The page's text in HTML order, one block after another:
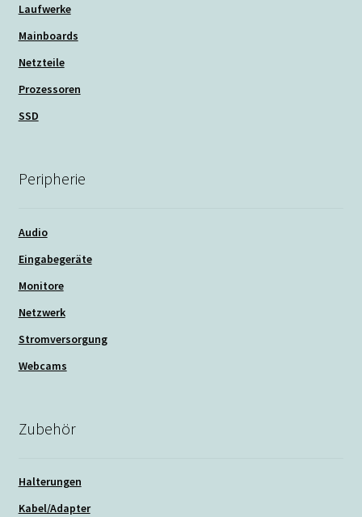
Laufwerke
Mainboards
Netzteile
Prozessoren
SSD
Peripherie
Audio
Eingabegeräte
Monitore
Netzwerk
Stromversorgung
Webcams
Zubehör
Halterungen
Kabel/Adapter